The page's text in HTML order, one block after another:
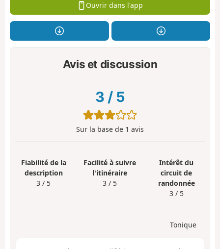
Ouvrir dans l'app
Avis et discussion
3 / 5
Sur la base de 1 avis
Fiabilité de la
description
3 / 5
Facilité à suivre
l'itinéraire
3 / 5
Intérêt du
circuit de
randonnée
3 / 5
Tonique